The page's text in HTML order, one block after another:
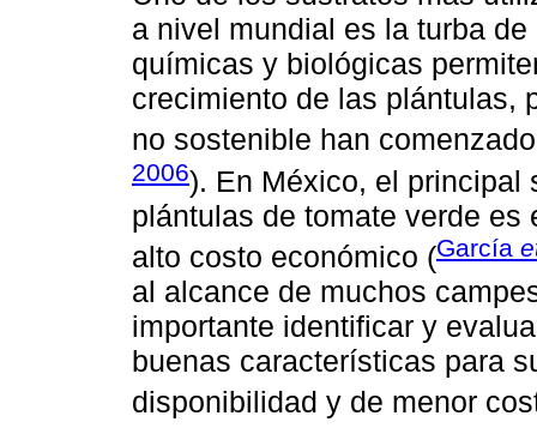
a nivel mundial es la turba
químicas y biológicas
crecimiento de las plántulas,
no sostenible han
2006). En México, el principal
plántulas de tomate verde es
alto costo económico (García
al alcance de muchos
importante identificar y
buenas características para
disponibilidad y de menor